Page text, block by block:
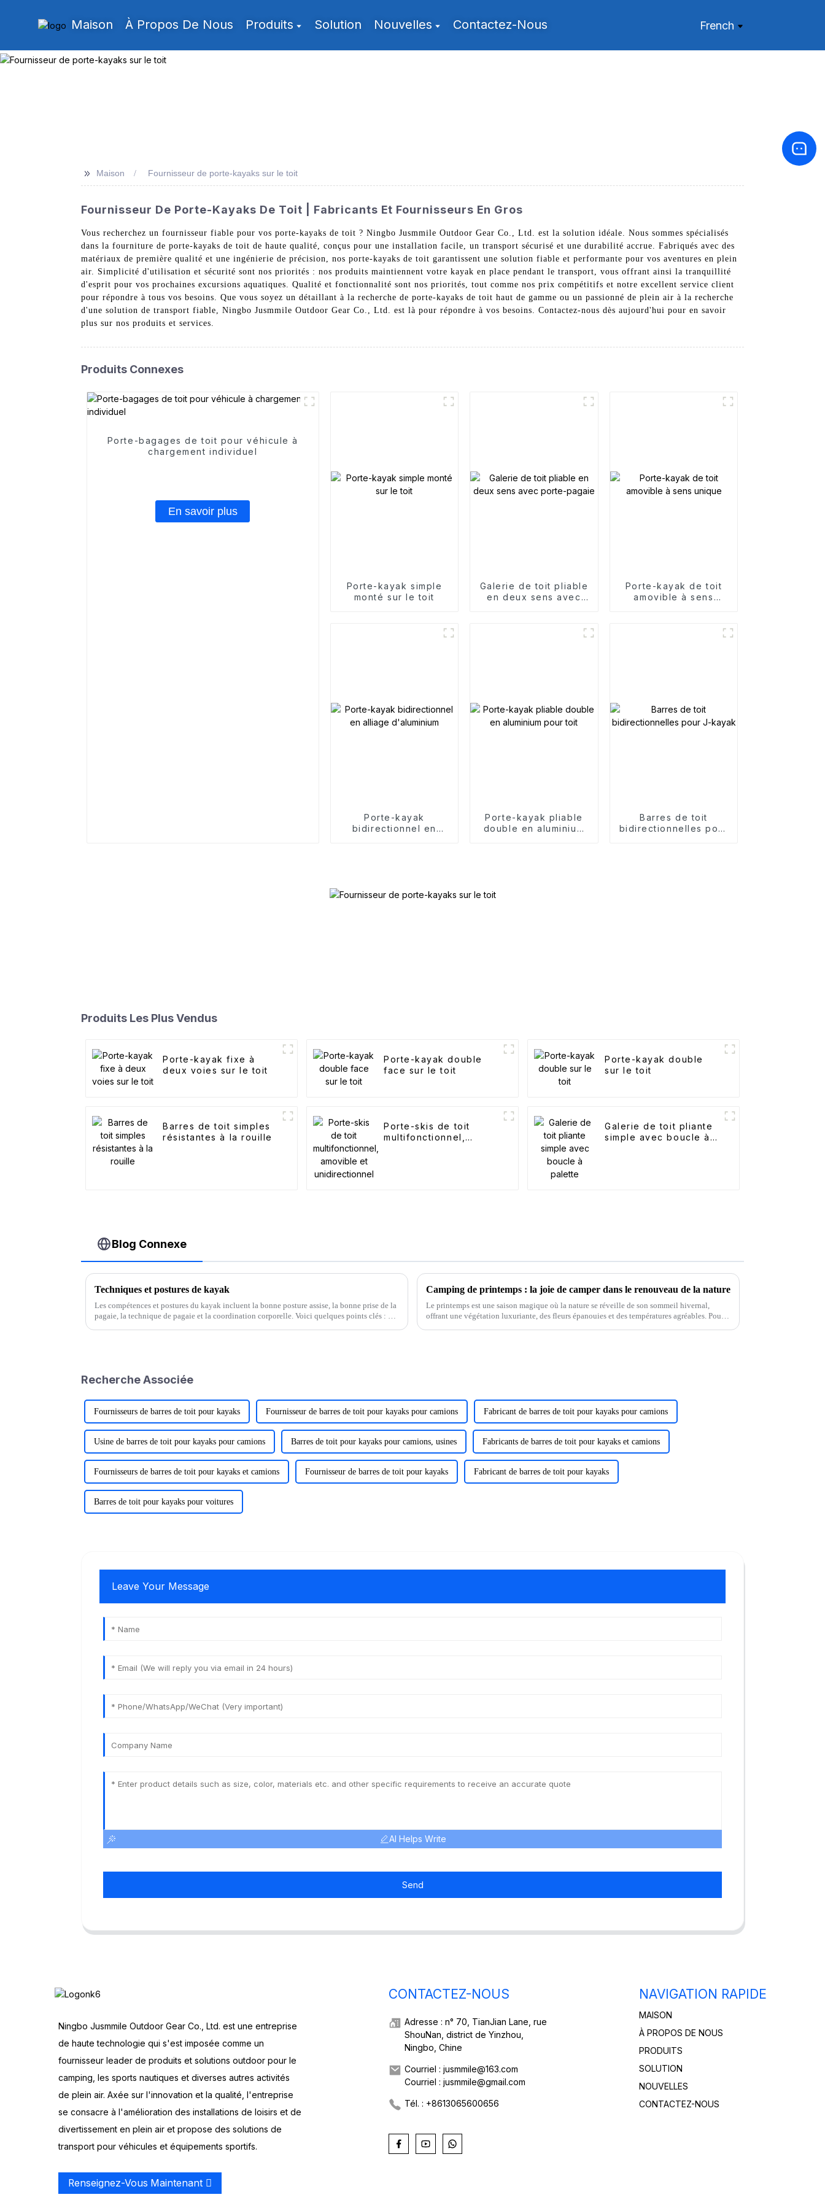
Maison À Propos De Nous Produits Solution Nouvelles Contactez-Nous French
>> Maison Fournisseur de porte-kayaks sur le toit
Fournisseur De Porte-Kayaks De Toit | Fabricants Et Fournisseurs En Gros
Vous recherchez un fournisseur fiable pour vos porte-kayaks de toit ? Ningbo Jusmmile Outdoor Gear Co., Ltd. est la solution idéale. Nous sommes spécialisés
dans la fourniture de porte-kayaks de toit de haute qualité, conçus pour une installation facile, un transport sécurisé et une durabilité accrue. Fabriqués avec des
matériaux de première qualité et une ingénierie de précision, nos porte-kayaks de toit garantissent une solution fiable et performante pour vos aventures en plein
air. Simplicité d'utilisation et sécurité sont nos priorités : nos produits maintiennent votre kayak en place pendant le transport, vous offrant ainsi la tranquillité
d'esprit pour vos prochaines excursions aquatiques. Qualité et fonctionnalité sont nos priorités, tout comme nos prix compétitifs et notre excellent service client
pour répondre à tous vos besoins. Que vous soyez un détaillant à la recherche de porte-kayaks de toit haut de gamme ou un passionné de plein air à la recherche
d'une solution de transport fiable, Ningbo Jusmmile Outdoor Gear Co., Ltd. est là pour répondre à vos besoins. Contactez-nous dès aujourd'hui pour en savoir
plus sur nos produits et services.
Produits Connexes
Porte-bagages de toit pour véhicule à
chargement individuel
En savoir plus
Porte-kayak simple
monté sur le toit
Galerie de toit pliable
en deux sens avec
Porte-kayak de toit
amovible à sens
Porte-kayak
bidirectionnel en
Porte-kayak pliable
double en aluminium
Barres de toit
bidirectionnelles pour
Produits Les Plus Vendus
Porte-kayak fixe à
deux voies sur le toit
Porte-kayak double
face sur le toit
Porte-kayak double
sur le toit
Barres de toit simples
résistantes à la rouille
Porte-skis de toit
multifonctionnel,
Galerie de toit pliante
simple avec boucle à
Blog Connexe
Techniques et postures de kayak
Les compétences et postures du kayak incluent la bonne posture assise, la bonne prise de la
pagaie, la technique de pagaie et la coordination corporelle. Voici quelques points clés : 1.
Camping de printemps : la joie de camper dans le renouveau de la nature
Le printemps est une saison magique où la nature se réveille de son sommeil hivernal,
offrant une végétation luxuriante, des fleurs épanouies et des températures agréables. Pour
Recherche Associée
Fournisseurs de barres de toit pour kayaks Fournisseur de barres de toit pour kayaks pour camions Fabricant de barres de toit pour kayaks pour camions
Usine de barres de toit pour kayaks pour camions Barres de toit pour kayaks pour camions, usines Fabricants de barres de toit pour kayaks et camions
Fournisseurs de barres de toit pour kayaks et camions Fournisseur de barres de toit pour kayaks Fabricant de barres de toit pour kayaks
Barres de toit pour kayaks pour voitures
Leave Your Message
AI Helps Write
Send
Ningbo Jusmmile Outdoor Gear Co., Ltd. est une entreprise
de haute technologie qui s'est imposée comme un
fournisseur leader de produits et solutions outdoor pour le
camping, les sports nautiques et diverses autres activités
de plein air. Axée sur l'innovation et la qualité, l'entreprise
se consacre à l'amélioration des installations de loisirs et de
divertissement en plein air et propose des solutions de
transport pour véhicules et équipements sportifs.
Renseignez-Vous Maintenant
CONTACTEZ-NOUS
Adresse : n° 70, TianJian Lane, rue
ShouNan, district de Yinzhou,
Ningbo, Chine
Courriel : jusmmile@163.com
Courriel : jusmmile@gmail.com
Tél. : +8613065600656
NAVIGATION RAPIDE
MAISON
À PROPOS DE NOUS
PRODUITS
SOLUTION
NOUVELLES
CONTACTEZ-NOUS